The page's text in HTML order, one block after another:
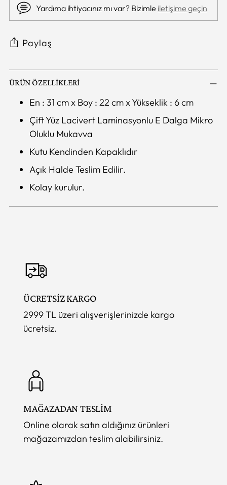
Yardıma ihtiyacınız mı var? Bizimle iletişime geçin
Paylaş
ÜRÜN ÖZELLİKLERİ
En : 31 cm x Boy : 22 cm x Yükseklik : 6 cm
Çift Yüz Lacivert Laminasyonlu E Dalga Mikro
Oluklu Mukavva
Kutu Kendinden Kapaklıdır
Açık Halde Teslim Edilir.
Kolay kurulur.
ÜCRETSİZ KARGO
2999 TL üzeri alışverişlerinizde kargo
ücretsiz.
MAĞAZADAN TESLİM
Online olarak satın aldığınız ürünleri
mağazamızdan teslim alabilirsiniz.